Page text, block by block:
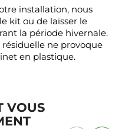
installation, nous
kit ou de laisser le
la période hivernale.
ne provoque
en plastique.
VOUS